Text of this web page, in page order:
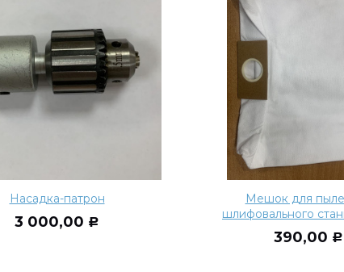
Насадка-патрон
3 000,00 Р
Мешок для
шлифовального
390,00 Р